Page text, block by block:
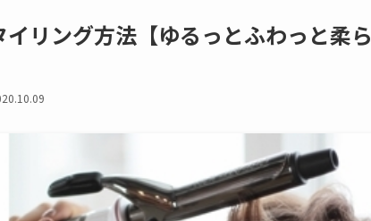
リング方法【ゆるっとふわっと柔ら